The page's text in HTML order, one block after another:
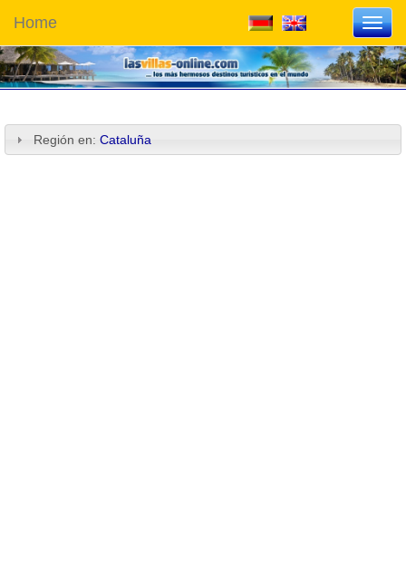
Home
Región en: Cataluña